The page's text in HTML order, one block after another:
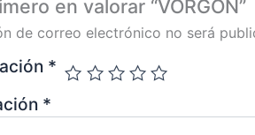
en valorar “VORGON”
de correo electrónico no será
*
*